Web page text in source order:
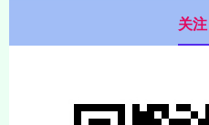
关